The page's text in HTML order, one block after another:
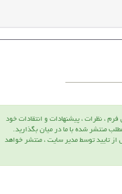
فرم ، نظرات ، پيشنهادات و انتقادات خود
منتشر شده با ما در ميان بگذاريد.
از تاييد توسط مدير سايت ، منتشر خواهد
جناب آقای